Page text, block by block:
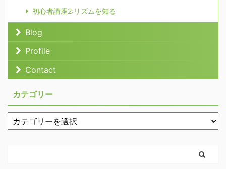
初心者講座2:リズムを知る
Blog
Profile
Contact
カテゴリー